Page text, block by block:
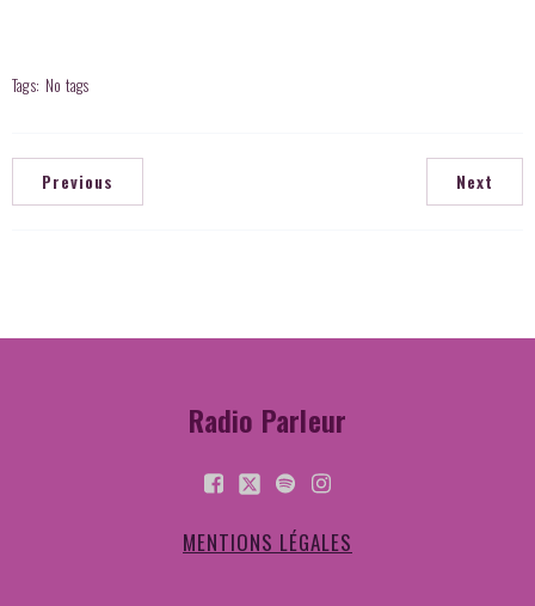
Tags: No tags
Previous Next
Radio Parleur
MENTIONS LÉGALES